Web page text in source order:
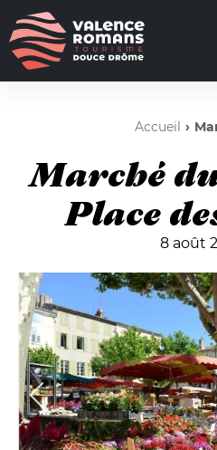
Accueil Marché du
Marché
Place
8 août